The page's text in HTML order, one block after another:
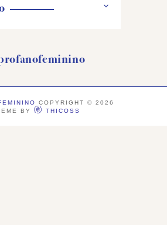
COPYRIGHT © 2026
BY
THICOSS